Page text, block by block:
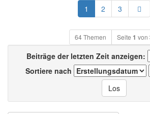
1 2 3
64 Themen Seite 1 von
Beiträge der letzten Zeit anzeigen:
Sortiere nach